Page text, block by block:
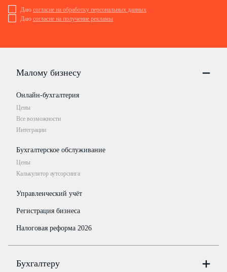
Даю согласие на обработку персональных данных
Даю согласие на получение рекламы
Малому бизнесу
Онлайн-бухгалтерия
Цены
Все возможности
Интеграции
Бухгалтерское обслуживание
Цены
Калькулятор аутсорсинга
Управленческий учёт
Регистрация бизнеса
Налоговая реформа 2026
Бухгалтеру